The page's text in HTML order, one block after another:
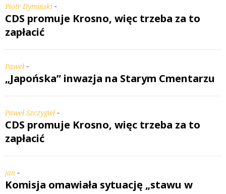
Piotr Dymiński -
CDS promuje Krosno, więc trzeba za to
zapłacić
Paweł -
„Japońska” inwazja na Starym Cmentarzu
Paweł Szczygieł -
CDS promuje Krosno, więc trzeba za to
zapłacić
jan -
Komisja omawiała sytuację „stawu w